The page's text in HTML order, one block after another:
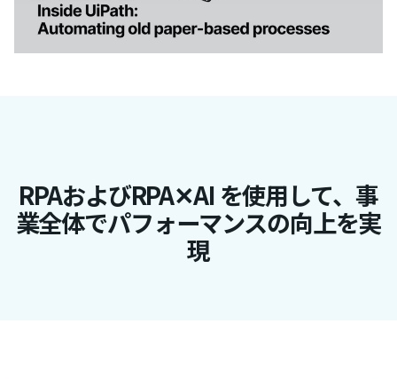
RPAおよびRPA✕AI を使用して、事
業全体でパフォーマンスの向上を実
現​